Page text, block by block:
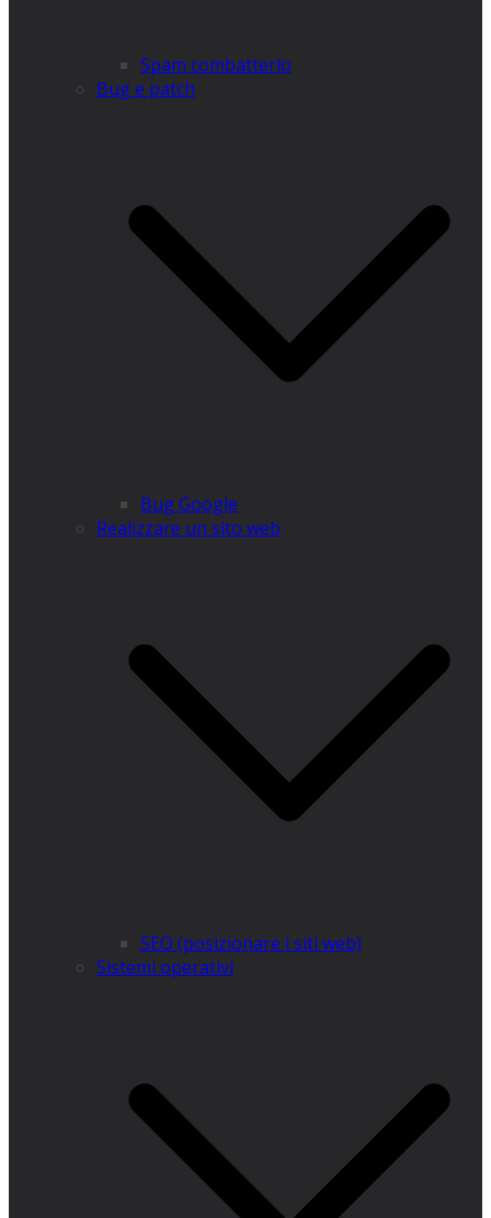
Spam combatterlo
Bug e patch
Bug Google
Realizzare un sito web
SEO (posizionare i siti web)
Sistemi operativi